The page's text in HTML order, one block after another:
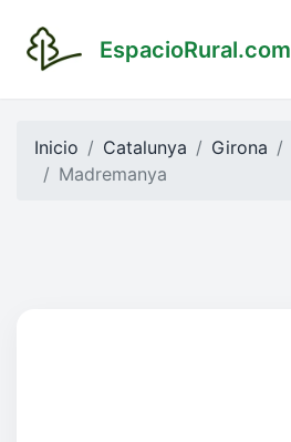
EspacioRural.com
Inicio Catalunya Girona
Madremanya